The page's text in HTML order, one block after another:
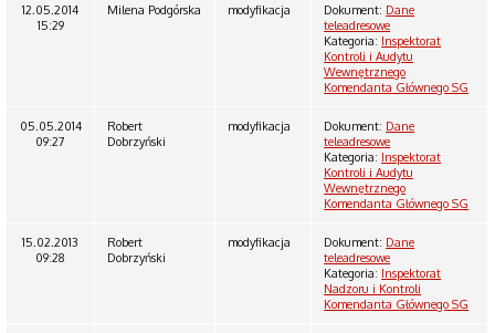
12.05.2014
15:29
Milena Podgórska modyfikacja Dokument: Dane
teleadresowe
Kategoria: Inspektorat
Kontroli i Audytu
Wewnętrznego
Komendanta Głównego SG
05.05.2014
09:27
Robert
Dobrzyński
modyfikacja Dokument: Dane
teleadresowe
Kategoria: Inspektorat
Kontroli i Audytu
Wewnętrznego
Komendanta Głównego SG
15.02.2013
09:28
Robert
Dobrzyński
modyfikacja Dokument: Dane
teleadresowe
Kategoria: Inspektorat
Nadzoru i Kontroli
Komendanta Głównego SG